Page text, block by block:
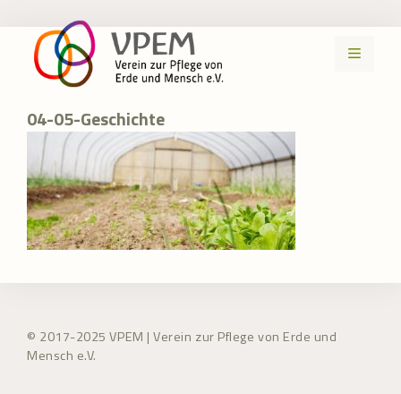
Inhalt
springen
MENÜ
04-05-Geschichte
© 2017-2025 VPEM | Verein zur Pflege von Erde und
Mensch e.V.